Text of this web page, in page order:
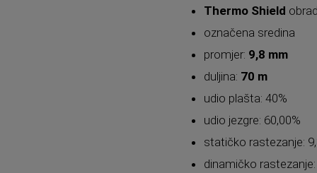
Thermo Shield
označena sredina
promjer: 9,8 mm
duljina: 70 m
udio plašta: 40%
udio jezgre: 60,00%
statičko rastezanje:
dinamičko rastezanje: